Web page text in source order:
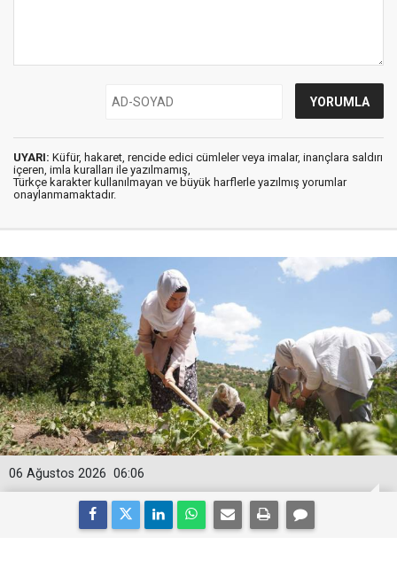
UYARI: Küfür, hakaret, rencide edici cümleler veya imalar, inançlara saldırı
içeren, imla kuralları ile yazılmamış,
Türkçe karakter kullanılmayan ve büyük harflerle yazılmış yorumlar
onaylanmamaktadır.
06:06
06 Ağustos 2026